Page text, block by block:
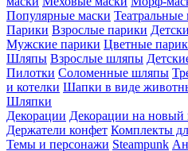
Популярные маски Театральные
Парики Взрослые парики
Мужские парики Цветные
Шляпы Взрослые шляпы
Пилотки Соломенные шляпы
и котелки Шапки в виде
Шляпки
Декорации Декорации на новый
Держатели конфет Комплекты
Темы и персонажи Steampunk